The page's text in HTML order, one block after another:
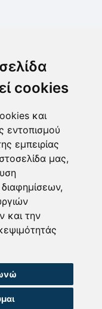
cookies
και
εντοπισμού
εμπειρίας
μας,
και την
της Ευρωπαϊκής